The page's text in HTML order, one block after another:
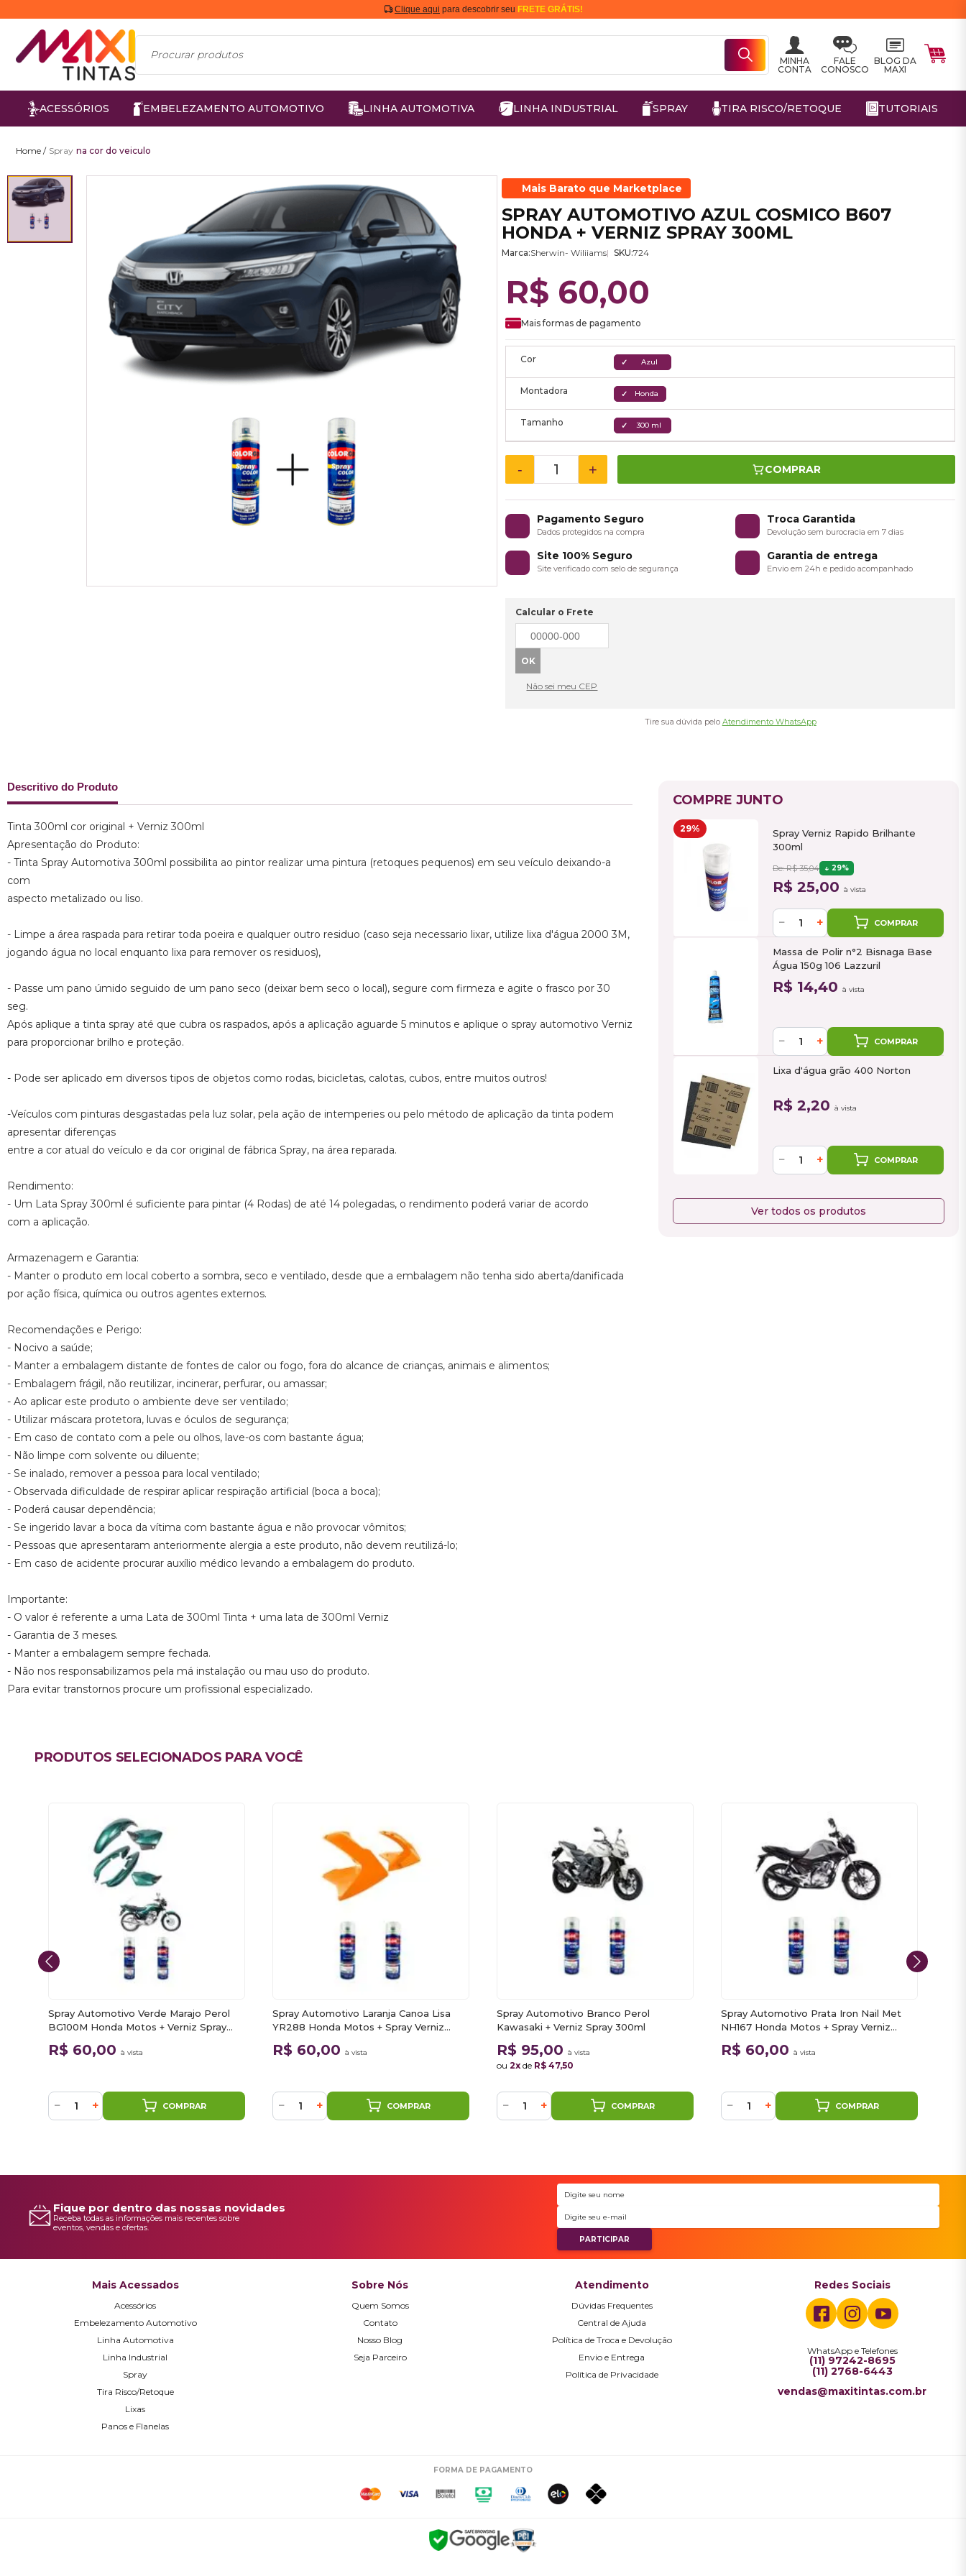
Clique aqui para descobrir seu FRETE GRÁTIS!
MINHA
CONTA
FALE
CONOSCO
BLOG DA
MAXI
ACESSÓRIOS EMBELEZAMENTO AUTOMOTIVO LINHA AUTOMOTIVA LINHA INDUSTRIAL SPRAY TIRA RISCO/RETOQUE TUTORIAIS
Spray na cor do veiculo
Mais Barato que Marketplace
SPRAY AUTOMOTIVO AZUL COSMICO B607
HONDA + VERNIZ SPRAY 300ML
Marca:Sherwin- Wiliiams SKU:724
R$ 60,00
Mais formas de pagamento
Cor Azul
Montadora Honda
Tamanho 300 ml
- + COMPRAR
Pagamento Seguro
Dados protegidos na compra
Troca Garantida
Devolução sem burocracia em 7 dias
Site 100% Seguro
Site verificado com selo de segurança
Garantia de entrega
Envio em 24h e pedido acompanhado
Calcular o Frete
Não sei meu CEP
Tire sua dúvida pelo Atendimento WhatsApp
Descritivo do Produto
Tinta 300ml cor original + Verniz 300ml
Apresentação do Produto:
- Tinta Spray Automotiva 300ml possibilita ao pintor realizar uma pintura (retoques pequenos) em seu veículo deixando-a
com
aspecto metalizado ou liso.
- Limpe a área raspada para retirar toda poeira e qualquer outro residuo (caso seja necessario lixar, utilize lixa d'água 2000 3M,
jogando água no local enquanto lixa para remover os residuos),
- Passe um pano úmido seguido de um pano seco (deixar bem seco o local), segure com firmeza e agite o frasco por 30
seg.
Após aplique a tinta spray até que cubra os raspados, após a aplicação aguarde 5 minutos e aplique o spray automotivo Verniz
para proporcionar brilho e proteção.
- Pode ser aplicado em diversos tipos de objetos como rodas, bicicletas, calotas, cubos, entre muitos outros!
-Veículos com pinturas desgastadas pela luz solar, pela ação de intemperies ou pelo método de aplicação da tinta podem
apresentar diferenças
entre a cor atual do veículo e da cor original de fábrica Spray, na área reparada.
Rendimento:
- Um Lata Spray 300ml é suficiente para pintar (4 Rodas) de até 14 polegadas, o rendimento poderá variar de acordo
com a aplicação.
Armazenagem e Garantia:
- Manter o produto em local coberto a sombra, seco e ventilado, desde que a embalagem não tenha sido aberta/danificada
por ação física, química ou outros agentes externos.
Recomendações e Perigo:
- Nocivo a saúde;
- Manter a embalagem distante de fontes de calor ou fogo, fora do alcance de crianças, animais e alimentos;
- Embalagem frágil, não reutilizar, incinerar, perfurar, ou amassar;
- Ao aplicar este produto o ambiente deve ser ventilado;
- Utilizar máscara protetora, luvas e óculos de segurança;
- Em caso de contato com a pele ou olhos, lave-os com bastante água;
- Não limpe com solvente ou diluente;
- Se inalado, remover a pessoa para local ventilado;
- Observada dificuldade de respirar aplicar respiração artificial (boca a boca);
- Poderá causar dependência;
- Se ingerido lavar a boca da vítima com bastante água e não provocar vômitos;
- Pessoas que apresentaram anteriormente alergia a este produto, não devem reutilizá-lo;
- Em caso de acidente procurar auxílio médico levando a embalagem do produto.
Importante:
- O valor é referente a uma Lata de 300ml Tinta + uma lata de 300ml Verniz
- Garantia de 3 meses.
- Manter a embalagem sempre fechada.
- Não nos responsabilizamos pela má instalação ou mau uso do produto.
Para evitar transtornos procure um profissional especializado.
COMPRE JUNTO
29%
Spray Verniz Rapido Brilhante
300ml
De: R$ 35,04 29%
R$ 25,00 à vista
− + COMPRAR
Massa de Polir n°2 Bisnaga Base
Água 150g 106 Lazzuril
R$ 14,40 à vista
− + COMPRAR
Lixa d'água grão 400 Norton
R$ 2,20 à vista
− + COMPRAR
Ver todos os produtos
PRODUTOS SELECIONADOS PARA VOCÊ
Spray Automotivo Verde Marajo Perol
BG100M Honda Motos + Verniz Spray
300ml
R$ 60,00 à vista
− + COMPRAR
Spray Automotivo Laranja Canoa Lisa
YR288 Honda Motos + Spray Verniz
300ml
R$ 60,00 à vista
− + COMPRAR
Spray Automotivo Branco Perol
Kawasaki + Verniz Spray 300ml
R$ 95,00 à vista
ou 2x de R$ 47,50
− + COMPRAR
Spray Automotivo Prata Iron Nail Met
NH167 Honda Motos + Spray Verniz
300ml
R$ 60,00 à vista
− + COMPRAR
Fique por dentro das nossas novidades
Receba todas as informações mais recentes sobre
eventos, vendas e ofertas.
Mais Acessados
Acessórios
Embelezamento Automotivo
Linha Automotiva
Linha Industrial
Spray
Tira Risco/Retoque
Lixas
Panos e Flanelas
Sobre Nós
Quem Somos
Contato
Nosso Blog
Seja Parceiro
Atendimento
Dúvidas Frequentes
Central de Ajuda
Política de Troca e Devolução
Envio e Entrega
Política de Privacidade
Redes Sociais
WhatsApp e Telefones
(11) 97242-8695
(11) 2768-6443
vendas@maxitintas.com.br
FORMA DE PAGAMENTO